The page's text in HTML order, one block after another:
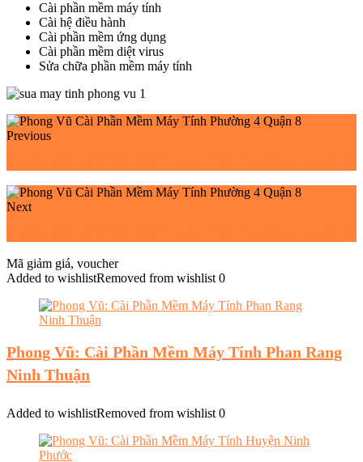
Cài phần mềm máy tính
Cài hệ điều hành
Cài phần mềm ứng dụng
Cài phần mềm diệt virus
Sửa chữa phần mềm máy tính
Previous
Next
Mã giảm giá, voucher
Added to wishlistRemoved from wishlist 0
Phong Vũ: Cài Phần Mềm Máy Tính Phan Rang
Ninh Thuận
Added to wishlistRemoved from wishlist 0